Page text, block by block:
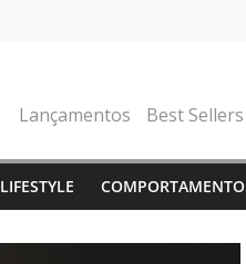
Lançamentos Best Sellers
LIFESTYLE COMPORTAMENTO